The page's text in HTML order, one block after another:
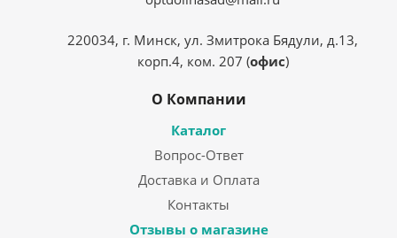
220034, г. Минск, ул. Змитрока Бядули, д.13,
корп.4, ком. 207 (офис)
О Компании
Каталог
Вопрос-Ответ
Доставка и Оплата
Контакты
Отзывы о магазине